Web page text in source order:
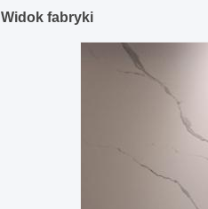
Widok fabryki